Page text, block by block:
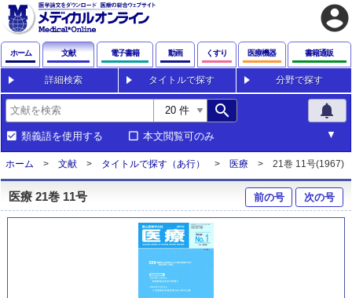
account_circle
ホーム 文献 電子書籍 動画 くすり 医療機器 書籍通販
詳細検索 タイトルで探す 分野で探す
search notifications
類義語を使用する 本文閲覧可のみ
ホーム 文献 タイトルで探す（あ行） 医療 21巻 11号(1967)
医療 21巻 11号 前の号 次の号